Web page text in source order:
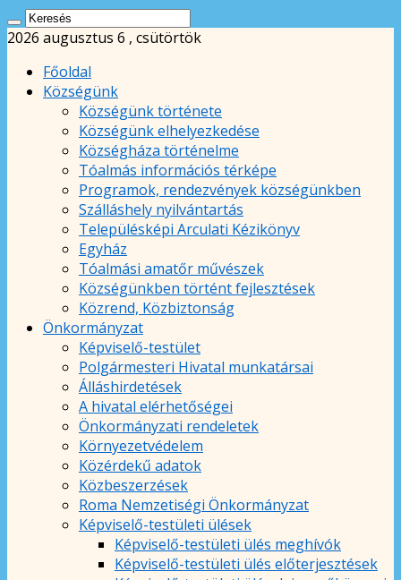
2026 augusztus 6 , csütörtök
Főoldal
Községünk
Községünk története
Községünk elhelyezkedése
Községháza történelme
Tóalmás információs térképe
Programok, rendezvények községünkben
Szálláshely nyilvántartás
Településképi Arculati Kézikönyv
Egyház
Tóalmási amatőr művészek
Községünkben történt fejlesztések
Közrend, Közbiztonság
Önkormányzat
Képviselő-testület
Polgármesteri Hivatal munkatársai
Álláshirdetések
A hivatal elérhetőségei
Önkormányzati rendeletek
Környezetvédelem
Közérdekű adatok
Közbeszerzések
Roma Nemzetiségi Önkormányzat
Képviselő-testületi ülések
Képviselő-testületi ülés meghívók
Képviselő-testületi ülés előterjesztések